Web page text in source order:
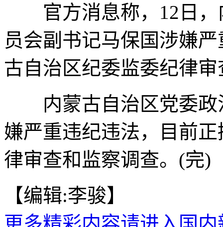
官方消息称，12日，
员会副书记马保国涉嫌
古自治区纪委监委纪律
内蒙古自治区党委政
嫌严重违纪违法，目前
律审查和监察调查。(完)
【编辑:李骏】